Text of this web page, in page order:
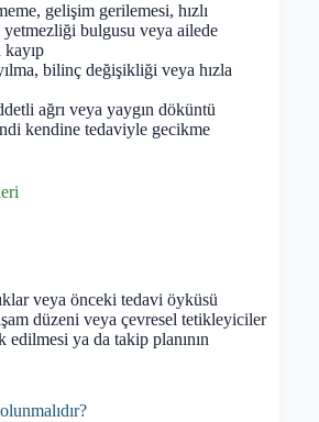
gelişim gerilemesi, hızlı
bulgusu veya ailede
bilinç değişikliği veya hızla
ağrı veya yaygın döküntü
kendine tedaviyle gecikme
veya önceki tedavi öyküsü
düzeni veya çevresel tetikleyiciler
ya da takip planının